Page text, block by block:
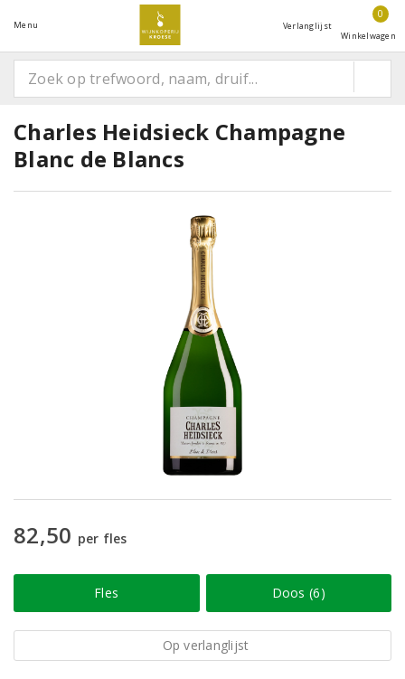
Menu Verlanglijst
0
Winkelwagen
Charles Heidsieck Champagne
Blanc de Blancs
82,50 per fles
Fles Doos (6)
Op verlanglijst